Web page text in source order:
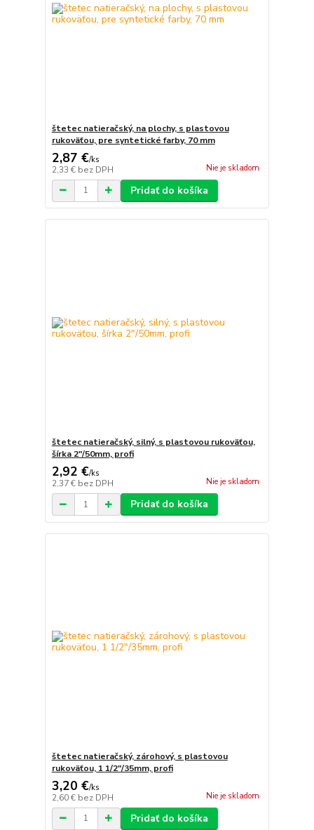
štetec natieračský, na plochy, s plastovou
rukoväťou, pre syntetické farby, 70 mm
2,87 €/ks
2,33 € bez DPH Nie je skladom
Pridať do košíka
štetec natieračský, silný, s plastovou rukoväťou,
šírka 2"/50mm, profi
2,92 €/ks
2,37 € bez DPH Nie je skladom
Pridať do košíka
štetec natieračský, zárohový, s plastovou
rukoväťou, 1 1/2"/35mm, profi
3,20 €/ks
2,60 € bez DPH Nie je skladom
Pridať do košíka